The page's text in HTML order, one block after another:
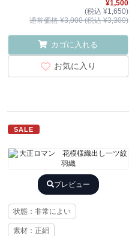
¥1,500
(税込 ¥1,650)
通常価格 ¥3,000 (税込 ¥3,300)
カゴに入れる
お気に入り
SALE
プレビュー
状態：非常によい
素材：正絹